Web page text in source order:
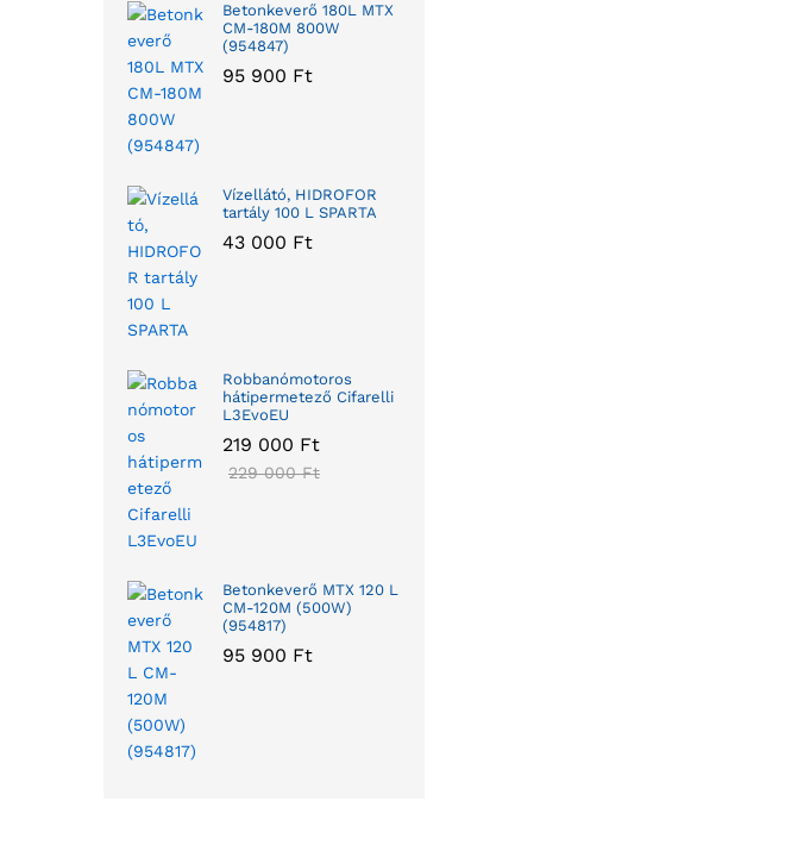
Betonkeverő 180L MTX
CM-180M 800W
(954847)
95 900 Ft
Vízellátó, HIDROFOR
tartály 100 L SPARTA
43 000 Ft
Robbanómotoros
hátipermetező Cifarelli
L3EvoEU
219 000 Ft
229 000Ft
Betonkeverő MTX 120 L
CM-120M (500W)
(954817)
95 900 Ft